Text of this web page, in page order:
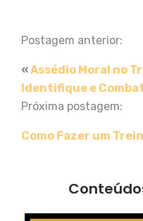
Postagem anterior:
«Assédio Moral no
Identifique e
Próxima postagem:
Como Fazer um